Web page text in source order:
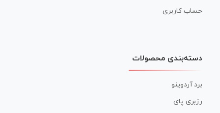
حساب کاربری
دسته‌بندی محصولات
برد آردوینو
رزبری پای